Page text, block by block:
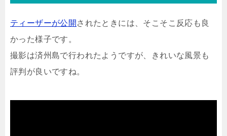
ティーザーが公開 されたときには、そこそこ反応も良
かった様子です。
撮影は済州島で行われたようですが、きれいな風景も
評判が良いですね。